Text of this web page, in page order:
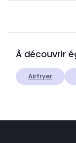
À découvrir
Airfryer